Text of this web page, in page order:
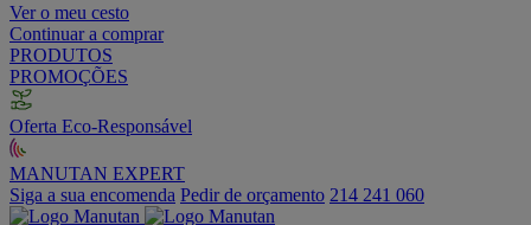
Ver o meu cesto
Continuar a comprar
PRODUTOS
PROMOÇÕES
Oferta Eco-Responsável
MANUTAN EXPERT
Siga a sua encomenda Pedir de orçamento 214 241 060